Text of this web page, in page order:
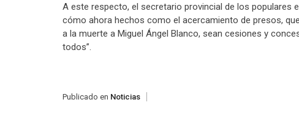
A este respecto, el secretario provincial de los populares
cómo ahora hechos como el acercamiento de presos,
a la muerte a Miguel Ángel Blanco, sean cesiones y
todos”.
Publicado en Noticias